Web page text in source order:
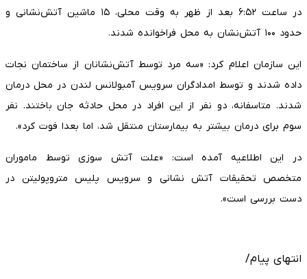
در ساعت ۶:۵۲ بعد از ظهر به وقت محلی، ۱۵ ماشین آتش‌نشانی و
حدود ۱۰۰ آتش‌نشان به محل فراخوانده شدند.
این سازمان اعلام کرد: «سه مرد توسط آتش‌نشانان از ساختمان نجات
داده شدند و توسط امدادگران سرویس آمبولانس لندن در محل درمان
شدند. متاسفانه، دو نفر از این افراد در محل حادثه جان باختند. نفر
سوم برای درمان بیشتر به بیمارستان منتقل شد، اما بعدا فوت کرد».
در این اطلاعیه آمده است: «علت آتش سوزی توسط ماموران
متخصص تحقیقات آتش نشانی و سرویس پلیس متروپولیتن در
دست بررسی است».
انتهای پیام/